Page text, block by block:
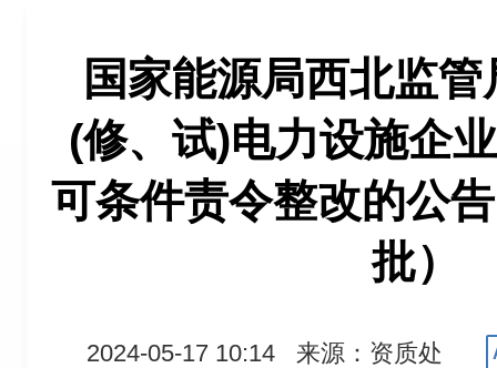
国家能源局西北监
(修、试)电力设施企
可条件责令整改的公
批）
2024-05-17 10:14 来源：资质处